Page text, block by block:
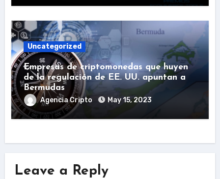
Uncategorized
Empresas de criptomonedas que huyen
de la regulación de EE. UU. apuntan a
Bermudas
Agencia Cripto May 15, 2023
Leave a Reply